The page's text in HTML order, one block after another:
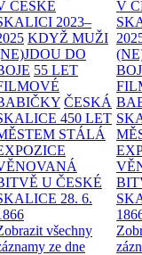
ČESKÉ
2023–
KDYŽ MUŽI
DO
55 LET
ČESKÁ
450 LET
STÁLÁ
U ČESKÉ
28. 6.
všechny
ze dne
V